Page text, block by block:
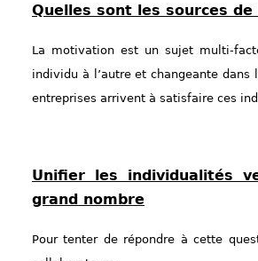
Quelles sont les sources
La motivation est un sujet multi-
individu à l’autre et changeante
entreprises arrivent à satisfaire ces
Unifier les individualités
grand nombre
Pour tenter de répondre à cette